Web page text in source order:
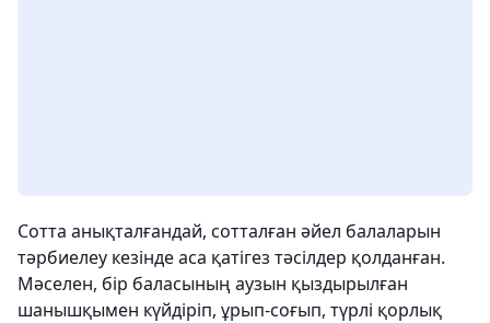
Сотта анықталғандай, сотталған әйел балаларын
тәрбиелеу кезінде аса қатігез тәсілдер қолданған.
Мәселен, бір баласының аузын қыздырылған
шанышқымен күйдіріп, ұрып-соғып, түрлі қорлық